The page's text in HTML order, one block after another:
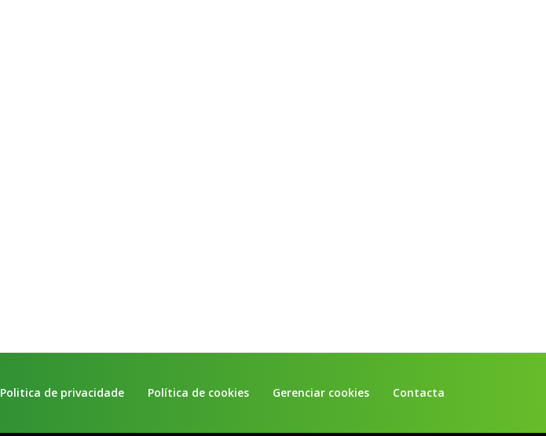
Politica de privacidade Política de cookies Gerenciar cookies Contacta